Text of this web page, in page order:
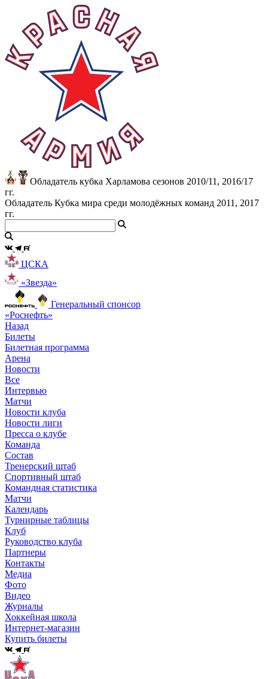
Обладатель кубка Харламова сезонов 2010/11, 2016/17
гг.
Обладатель Кубка мира среди молодёжных команд 2011, 2017
гг.
ЦСКА
«Звезда»
Генеральный спонсор
«Роснефть»
Назад
Билеты
Билетная программа
Арена
Новости
Все
Интервью
Матчи
Новости клуба
Новости лиги
Пресса о клубе
Команда
Состав
Тренерский штаб
Спортивный штаб
Командная статистика
Матчи
Календарь
Турнирные таблицы
Клуб
Руководство клуба
Партнеры
Контакты
Медиа
Фото
Видео
Журналы
Хоккейная школа
Интернет-магазин
Купить билеты